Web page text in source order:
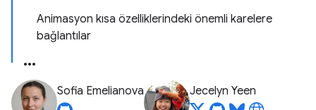
Animasyon kısa özelliklerindeki önemli karelere
bağlantılar
Sofia Emelianova Jecelyn Yeen